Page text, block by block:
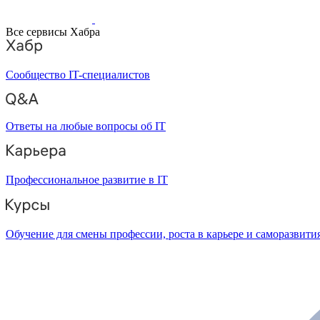
Все сервисы Хабра
Сообщество IT-специалистов
Ответы на любые вопросы об IT
Профессиональное развитие в IT
Обучение для смены профессии, роста в карьере и